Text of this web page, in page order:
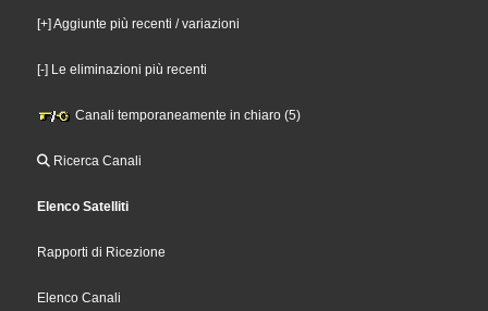
[+] Aggiunte più recenti / variazioni
[-] Le eliminazioni più recenti
Canali temporaneamente in chiaro (5)
Ricerca Canali
Elenco Satelliti
Rapporti di Ricezione
Elenco Canali